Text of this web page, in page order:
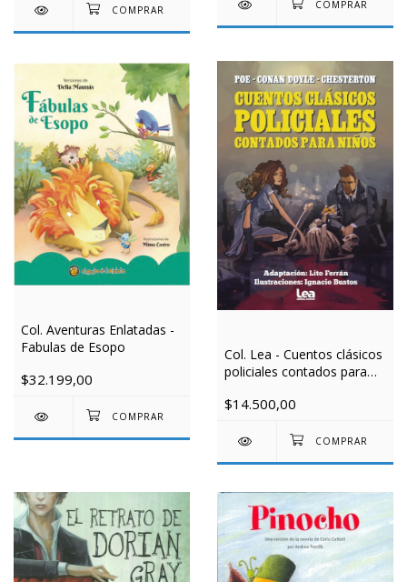
Col. Aventuras Enlatadas -
Fabulas de Esopo
$32.199,00
Col. Lea - Cuentos clásicos
policiales contados para
$14.500,00